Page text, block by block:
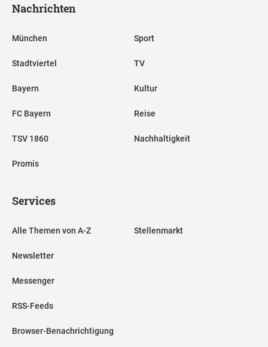
Nachrichten
München
Stadtviertel
Bayern
FC Bayern
TSV 1860
Promis
Sport
TV
Kultur
Reise
Nachhaltigkeit
Services
Alle Themen von A-Z
Newsletter
Messenger
RSS-Feeds
Browser-Benachrichtigung
Stellenmarkt